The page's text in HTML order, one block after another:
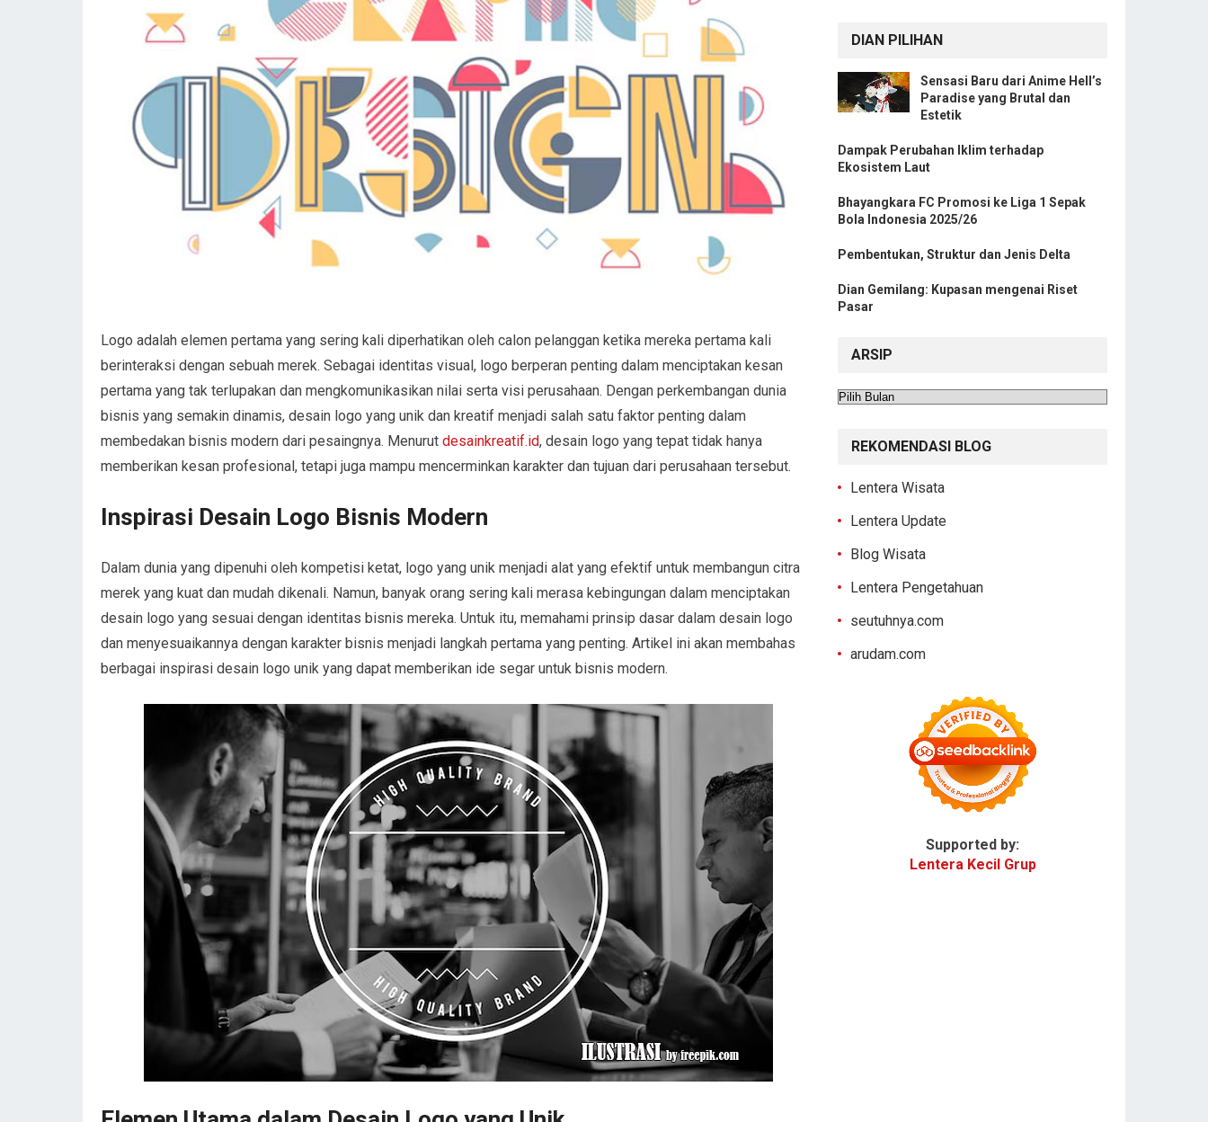
Logo adalah elemen pertama yang sering kali diperhatikan oleh calon pelanggan ketika mereka pertama kali
berinteraksi dengan sebuah merek. Sebagai identitas visual, logo berperan penting dalam menciptakan kesan
pertama yang tak terlupakan dan mengkomunikasikan nilai serta visi perusahaan. Dengan perkembangan dunia
bisnis yang semakin dinamis, desain logo yang unik dan kreatif menjadi salah satu faktor penting dalam
membedakan bisnis modern dari pesaingnya. Menurut desainkreatif.id, desain logo yang tepat tidak hanya
memberikan kesan profesional, tetapi juga mampu mencerminkan karakter dan tujuan dari perusahaan tersebut.
Inspirasi Desain Logo Bisnis Modern
Dalam dunia yang dipenuhi oleh kompetisi ketat, logo yang unik menjadi alat yang efektif untuk membangun citra
merek yang kuat dan mudah dikenali. Namun, banyak orang sering kali merasa kebingungan dalam menciptakan
desain logo yang sesuai dengan identitas bisnis mereka. Untuk itu, memahami prinsip dasar dalam desain logo
dan menyesuaikannya dengan karakter bisnis menjadi langkah pertama yang penting. Artikel ini akan membahas
berbagai inspirasi desain logo unik yang dapat memberikan ide segar untuk bisnis modern.
DIAN PILIHAN
Sensasi Baru dari Anime Hell’s
Paradise yang Brutal dan
Estetik
Dampak Perubahan Iklim terhadap
Ekosistem Laut
Bhayangkara FC Promosi ke Liga 1 Sepak
Bola Indonesia 2025/26
Pembentukan, Struktur dan Jenis Delta
Dian Gemilang: Kupasan mengenai Riset
Pasar
ARSIP
Arsip
REKOMENDASI BLOG
Lentera Wisata
Lentera Update
Blog Wisata
Lentera Pengetahuan
seutuhnya.com
arudam.com
Supported by:
Lentera Kecil Grup